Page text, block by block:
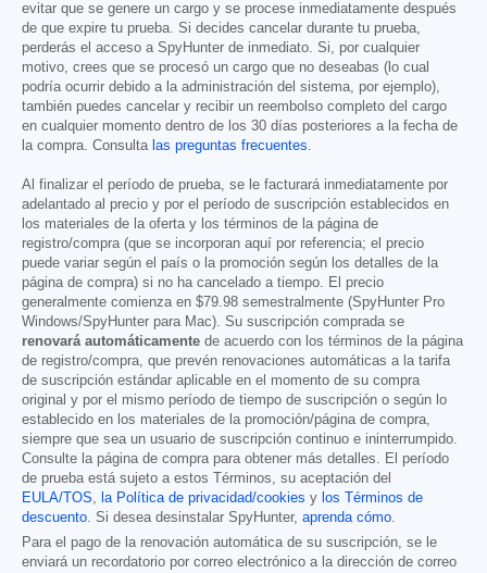
evitar que se genere un cargo y se procese inmediatamente después
de que expire tu prueba. Si decides cancelar durante tu prueba,
perderás el acceso a SpyHunter de inmediato. Si, por cualquier
motivo, crees que se procesó un cargo que no deseabas (lo cual
podría ocurrir debido a la administración del sistema, por ejemplo),
también puedes cancelar y recibir un reembolso completo del cargo
en cualquier momento dentro de los 30 días posteriores a la fecha de
la compra. Consulta las preguntas frecuentes.
Al finalizar el período de prueba, se le facturará inmediatamente por
adelantado al precio y por el período de suscripción establecidos en
los materiales de la oferta y los términos de la página de
registro/compra (que se incorporan aquí por referencia; el precio
puede variar según el país o la promoción según los detalles de la
página de compra) si no ha cancelado a tiempo. El precio
generalmente comienza en $79.98 semestralmente (SpyHunter Pro
Windows/SpyHunter para Mac). Su suscripción comprada se
renovará automáticamente de acuerdo con los términos de la página
de registro/compra, que prevén renovaciones automáticas a la tarifa
de suscripción estándar aplicable en el momento de su compra
original y por el mismo período de tiempo de suscripción o según lo
establecido en los materiales de la promoción/página de compra,
siempre que sea un usuario de suscripción continuo e ininterrumpido.
Consulte la página de compra para obtener más detalles. El período
de prueba está sujeto a estos Términos, su aceptación del
EULA/TOS, la Política de privacidad/cookies y los Términos de
descuento. Si desea desinstalar SpyHunter, aprenda cómo.
Para el pago de la renovación automática de su suscripción, se le
enviará un recordatorio por correo electrónico a la dirección de correo